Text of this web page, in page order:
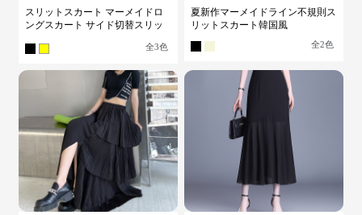
スリットスカート マーメイドロ
ングスカート サイド切替スリッ
全3色
夏新作マーメイドライン不規則ス
リットスカート韓国風
全2色